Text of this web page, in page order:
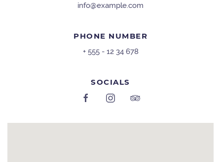
info@example.com
PHONE NUMBER
+ 555 - 12 34 678
SOCIALS